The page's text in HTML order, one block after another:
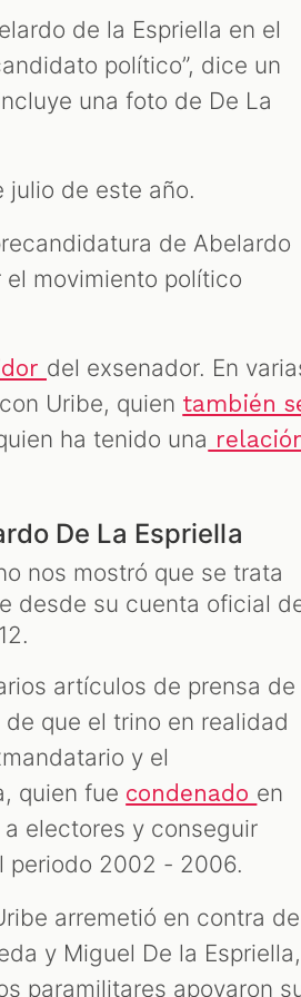
de la Espriella en el
político”, dice un
una foto de De La
de este año.
de Abelardo
movimiento político
del exsenador. En
Uribe, quien también
ha tenido una
De La Espriella
nos mostró que se trata
desde su cuenta oficial
artículos de prensa de
que el trino en realidad
y el
quien fue condenado en
electores y conseguir
periodo 2002 - 2006.
arremetió en contra de
y Miguel De la Espriella,
paramilitares apoyaron